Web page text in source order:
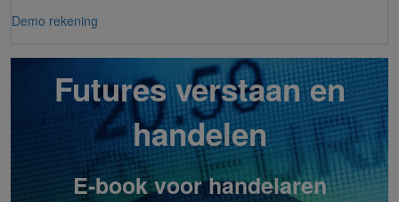
Demo rekening
Futures verstaan en
handelen
E-book voor handelaren